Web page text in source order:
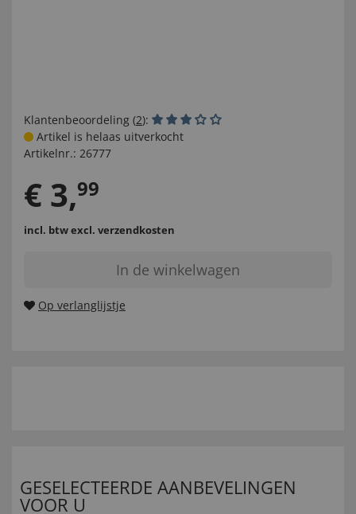
Klantenbeoordeling (2):
Artikel is helaas uitverkocht
Artikelnr.: 26777
€ 3,99
incl. btwexcl. verzendkosten
In de winkelwagen
Op verlanglijstje
GESELECTEERDE AANBEVELINGEN
VOOR U